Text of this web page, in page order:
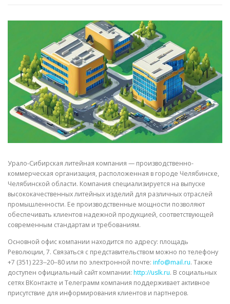
СВОЙСТВА МЕТАЛЛОВ СОРТА МЕТАЛЛОВ
СТАТЬИ
Урало-Сибирская литейная компания — производственно-
коммерческая организация, расположенная в городе Челябинске,
Челябинской области. Компания специализируется на выпуске
высококачественных литейных изделий для различных отраслей
промышленности. Ее производственные мощности позволяют
обеспечивать клиентов надежной продукцией, соответствующей
современным стандартам и требованиям.
Основной офис компании находится по адресу: площадь
Революции, 7. Связаться с представительством можно по телефону
+7 (351) 223‒20‒80 или по электронной почте: info@mail.ru. Также
доступен официальный сайт компании: http://uslk.ru. В социальных
сетях ВКонтакте и Телеграмм компания поддерживает активное
присутствие для информирования клиентов и партнеров.